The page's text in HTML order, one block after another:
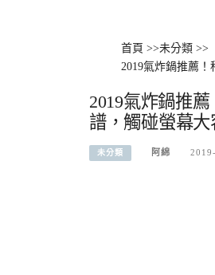
首頁 >>未分類 >>
2019氣炸鍋推薦！
2019氣炸鍋推
譜，觸碰螢幕大
未分類 阿綿